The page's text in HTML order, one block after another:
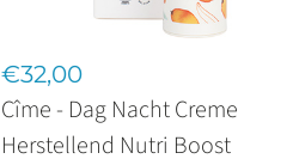
€32,00
Cîme - Dag Nacht Creme
Herstellend Nutri Boost